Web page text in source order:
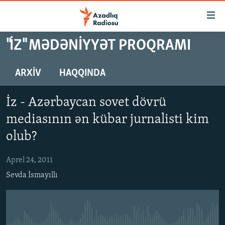
Əsas
məzmuna
Əsas
qayıt
Axtarışa
#İZAHLA
#ƏSLINDƏ
FƏRQƏ BAX
ARAŞDIRMA
MULTIMEDIA
"İZ" MƏDƏNIYYƏT PROQRAMI
ARXIV HAQQINDA
İz - Azərbaycan sovet dövrü
mediasının ən kübar jurnalisti kim
olub?
Aprel 24, 2011
Sevda İsmayıllı